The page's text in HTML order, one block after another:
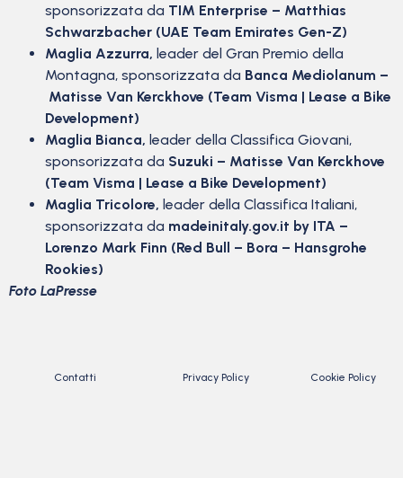
sponsorizzata da TIM Enterprise – Matthias
Schwarzbacher (UAE Team Emirates Gen-Z)
Maglia Azzurra, leader del Gran Premio della
Montagna, sponsorizzata da Banca Mediolanum –
Matisse Van Kerckhove (Team Visma | Lease a Bike
Development)
Maglia Bianca, leader della Classifica Giovani,
sponsorizzata da Suzuki – Matisse Van Kerckhove
(Team Visma | Lease a Bike Development)
Maglia Tricolore, leader della Classifica Italiani,
sponsorizzata da madeinitaly.gov.it by ITA –
Lorenzo Mark Finn (Red Bull – Bora – Hansgrohe
Rookies)
Foto LaPresse
Contatti Privacy Policy Cookie Policy